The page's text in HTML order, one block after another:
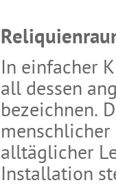
In einfacher
all dessen
bezeichnen.
alltäglicher
Installation